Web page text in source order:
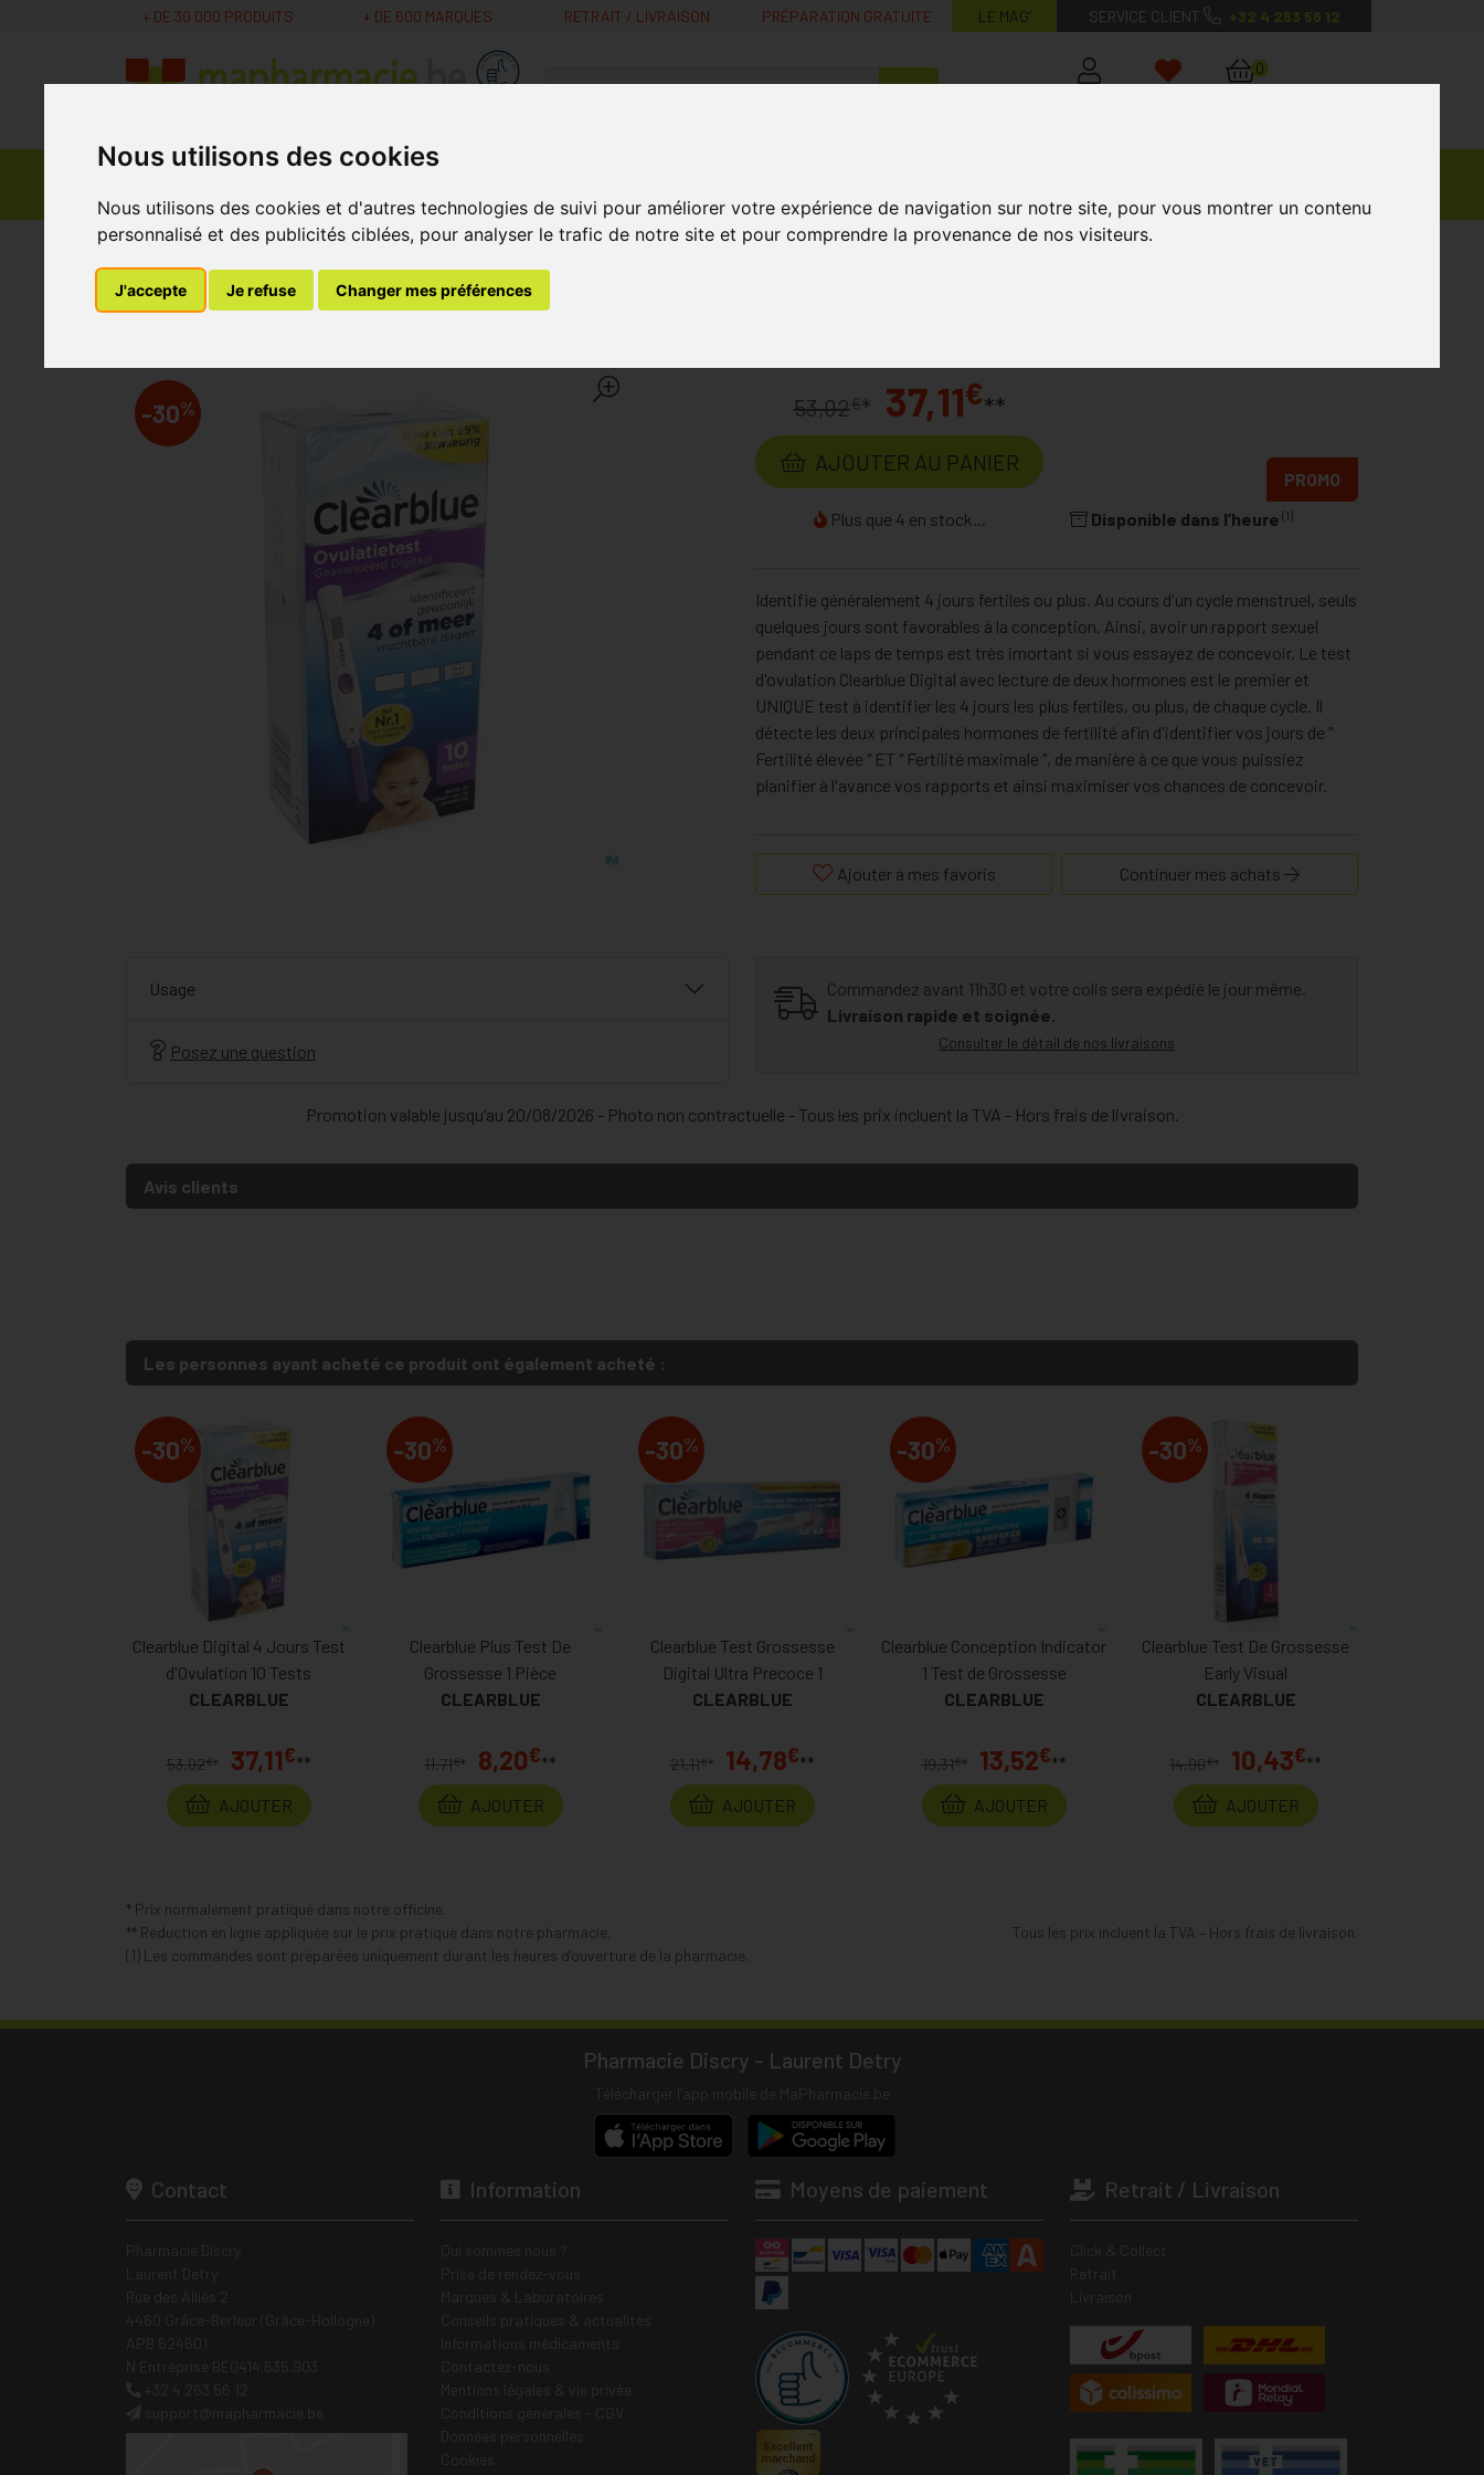
Nous utilisons des cookies
Nous utilisons des cookies et d'autres technologies de suivi pour améliorer votre expérience de navigation sur notre site, pour vous montrer un contenu
personnalisé et des publicités ciblées, pour analyser le trafic de notre site et pour comprendre la provenance de nos visiteurs.
J'accepte Je refuse Changer mes préférences
+ DE 30 000 PRODUITS + DE 600 MARQUES RETRAIT / LIVRAISON PRÉPARATION GRATUITE LE MAG’ SERVICE CLIENT +32 4 263 56 12
MaPharmacie.be ma santé, mes conseils, mes prix
0
Parapharmacie -
Vitamines
Grossesse
Autotests Clearblue Digital 4 Jours Test d'Ovulation 10 Tests
Clearblue Digital 4 Jours Test d'Ovulation 10 Tests
-30% 53,02€* 37,11€**
AJOUTER AU PANIER
Plus que 4 en stock...
PROMO
Disponible dans l’heure (1)
Identifie généralement 4 jours fertiles ou plus. Au cours d'un cycle menstruel, seuls
quelques jours sont favorables à la conception. Ainsi, avoir un rapport sexuel
pendant ce laps de temps est très imortant si vous essayez de concevoir. Le test
d'ovulation Clearblue Digital avec lecture de deux hormones est le premier et
UNIQUE test à identifier les 4 jours les plus fertiles, ou plus, de chaque cycle. Il
détecte les deux principales hormones de fertilité afin d'identifier vos jours de "
Fertilité élevée " ET " Fertilité maximale ", de manière à ce que vous puissiez
planifier à l'avance vos rapports et ainsi maximiser vos chances de concevoir.
Ajouter à mes favoris Continuer mes achats
Usage
Posez une question
Commandez avant 11h30 et votre colis sera expédié le jour même.
Livraison rapide et soignée.
Consulter le détail de nos livraisons
Promotion valable jusqu’au 20/08/2026 - Photo non contractuelle - Tous les prix incluent la TVA - Hors frais de livraison.
Avis clients
Les personnes ayant acheté ce produit ont également acheté :
-30%
Clearblue Digital 4 Jours Test
d'Ovulation 10 Tests
CLEARBLUE
53,02€ * 37,11€**
AJOUTER
-30%
Clearblue Plus Test De
Grossesse 1 Pièce
CLEARBLUE
11,71€* 8,20€**
AJOUTER
-30%
Clearblue Test Grossesse
Digital Ultra Precoce 1
CLEARBLUE
21,11€ * 14,78€**
AJOUTER
-30%
Clearblue Conception Indicator
1 Test de Grossesse
CLEARBLUE
19,31€ * 13,52€**
AJOUTER
-30%
Clearblue Test De Grossesse
Early Visual
CLEARBLUE
14,90€* 10,43€**
AJOUTER
* Prix normalement pratiqué dans notre officine.
** Réduction en ligne appliquée sur le prix pratiqué dans notre pharmacie.
(1) Les commandes sont préparées uniquement durant les heures d’ouverture de la pharmacie.
Tous les prix incluent la TVA – Hors frais de livraison.
Pharmacie Discry - Laurent Detry
Contact Information Moyens de paiement Retrait / Livraison